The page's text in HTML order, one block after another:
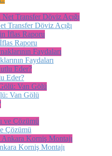
Transfer Döviz Açığı
Raporu
Faydaları
Eder?
Van Gölü
Çözümü
Korniş Montajı